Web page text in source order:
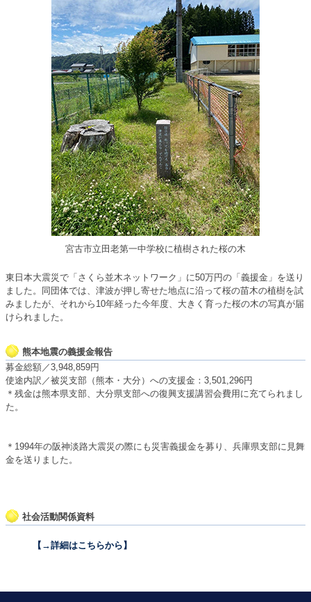
宮古市立田老第一中学校に植樹された桜の木
東日本大震災で「さくら並木ネットワーク」に50万円の「義援金」を送り
ました。同団体では、津波が押し寄せた地点に沿って桜の苗木の植樹を試
みましたが、それから10年経った今年度、大きく育った桜の木の写真が届
けられました。
熊本地震の義援金報告
募金総額／3,948,859円
使途内訳／被災支部（熊本・大分）への支援金：3,501,296円
＊残金は熊本県支部、大分県支部への復興支援講習会費用に充てられまし
た。
＊1994年の阪神淡路大震災の際にも災害義援金を募り、兵庫県支部に見舞
金を送りました。
社会活動関係資料
【→詳細はこちらから】